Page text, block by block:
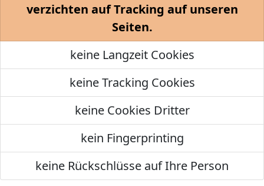
verzichten auf Tracking auf unseren
Seiten.
keine Langzeit Cookies
keine Tracking Cookies
keine Cookies Dritter
kein Fingerprinting
keine Rückschlüsse auf Ihre Person